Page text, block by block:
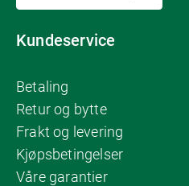
Kundeservice
Betaling
Retur og bytte
Frakt og levering
Kjøpsbetingelser
Våre garantier